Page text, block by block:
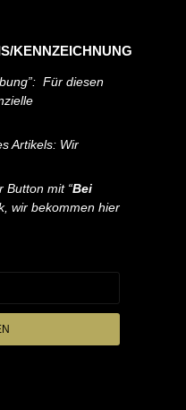
KENNZEICHNUNG
Für diesen
Artikels: Wir
Button mit “Bei
wir bekommen hier